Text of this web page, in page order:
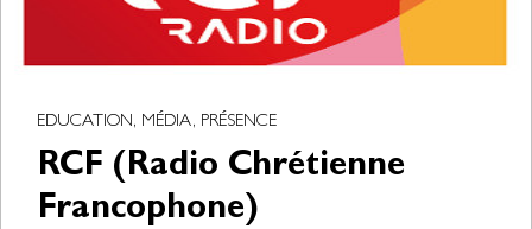
EDUCATION, MÉDIA, PRÉSENCE
RCF (Radio Chrétienne
Francophone)